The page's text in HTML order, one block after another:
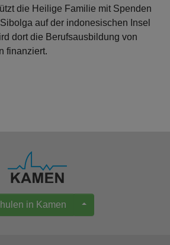
die Heilige Familie mit Spenden
auf der indonesischen Insel
dort die Berufsausbildung von
finanziert.
in Kamen